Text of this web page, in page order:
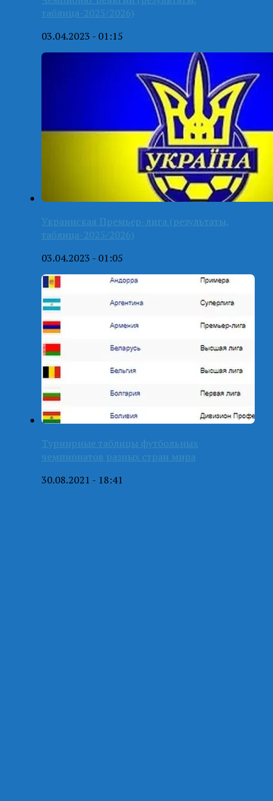
таблица-2025/2026)
03.04.2023 - 01:15
Украинская Премьер-лига (результаты,
таблица-2025/2026)
03.04.2023 - 01:05
Турнирные таблицы футбольных
чемпионатов разных стран мира
30.08.2021 - 18:41